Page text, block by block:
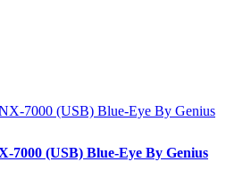
7000 (USB) Blue-Eye By Genius